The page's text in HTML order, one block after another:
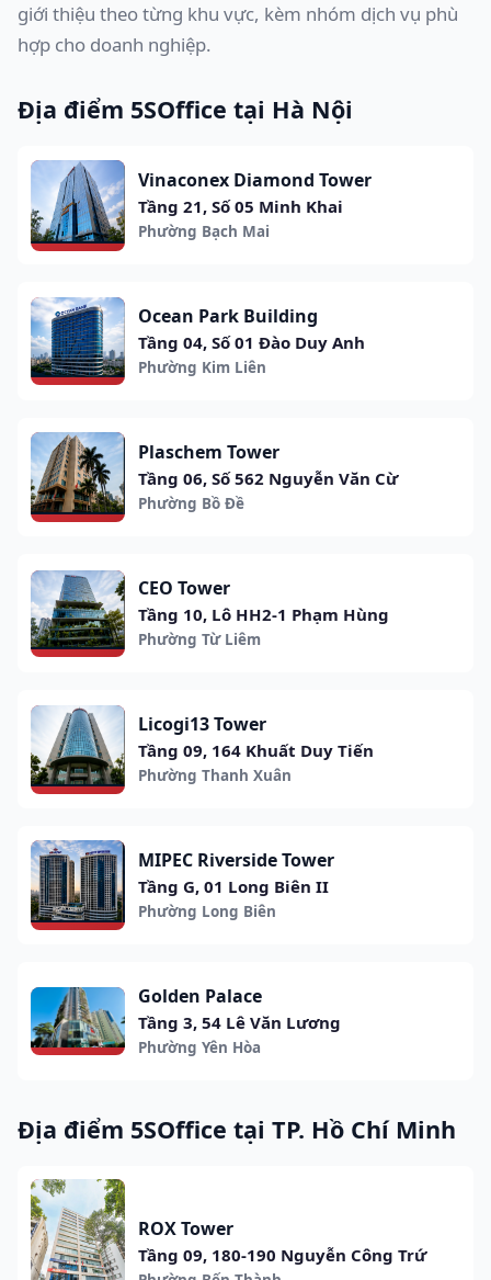
giới thiệu theo từng khu vực, kèm nhóm dịch vụ phù
hợp cho doanh nghiệp.
Địa điểm 5SOffice tại Hà Nội
Vinaconex Diamond Tower
Tầng 21, Số 05 Minh Khai
Phường Bạch Mai
Ocean Park Building
Tầng 04, Số 01 Đào Duy Anh
Phường Kim Liên
Plaschem Tower
Tầng 06, Số 562 Nguyễn Văn Cừ
Phường Bồ Đề
CEO Tower
Tầng 10, Lô HH2-1 Phạm Hùng
Phường Từ Liêm
Licogi13 Tower
Tầng 09, 164 Khuất Duy Tiến
Phường Thanh Xuân
MIPEC Riverside Tower
Tầng G, 01 Long Biên II
Phường Long Biên
Golden Palace
Tầng 3, 54 Lê Văn Lương
Phường Yên Hòa
Địa điểm 5SOffice tại TP. Hồ Chí Minh
ROX Tower
Tầng 09, 180-190 Nguyễn Công Trứ